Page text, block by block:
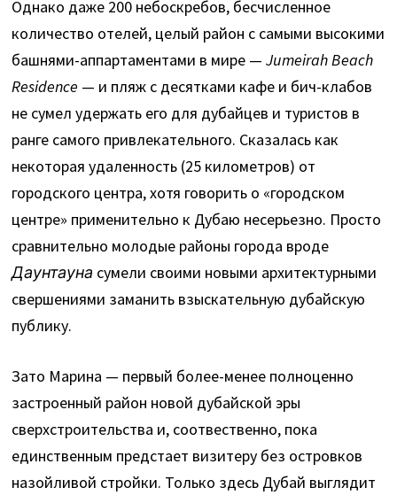
Однако даже 200 небоскребов, бесчисленное
количество отелей, целый район с самыми высокими
башнями-аппартаментами в мире —Jumeirah Beach
Residence — и пляж с десятками кафе и бич-клабов
не сумел удержать его для дубайцев и туристов в
ранге самого привлекательного. Сказалась как
некоторая удаленность (25 километров) от
городского центра, хотя говорить о «городском
центре» применительно к Дубаю несерьезно. Просто
сравнительно молодые районы города вроде
Даунтауна сумели своими новыми архитектурными
свершениями заманить взыскательную дубайскую
публику.
Зато Марина — первый более-менее полноценно
застроенный район новой дубайской эры
сверхстроительства и, соотвественно, пока
единственным предстает визитеру без островков
назойливой стройки. Только здесь Дубай выглядит